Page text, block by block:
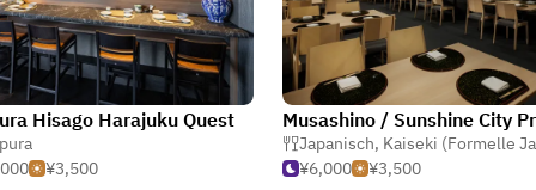
Hisago Harajuku Quest
¥3,500
Japanisch, Kaiseki (Formelle
¥6,000
¥3,500